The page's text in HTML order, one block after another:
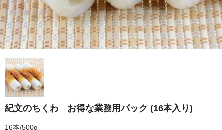
紀文のちくわ お得な業務用パック (16本入り)
16本/500g